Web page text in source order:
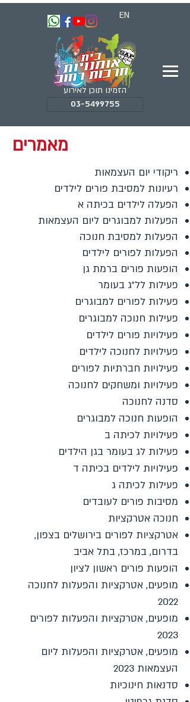
EN
הזמינו תוכן לאירוע
03-5499755
מאמרים
ריקודי יום העצמאות
רעיונות למסיבת פורים לילדים
הפעלה לילדים בכיתה א
הפעלות למבוגרים ליום העצמאות
הפעלות למסיבת חנוכה
הפעלות לפורים לילדים
הופעות פורים ברמת גן
פעילות לל"ג בעומר
פעילות לפורים למבוגרים
פעילות חנוכה למבוגרים
פעילויות פורים לילדים
פעילויות לחנוכה לילדים
פעילויות חברתיות לפורים
פעילויות ומשחקים לחנוכה
סדנה לחנוכה
הופעות חנוכה למבוגרים
פעילויות לכיתה ב
פעילות לג בעומר בגן הילדים
פעילויות לילדים בכיתה ד
פעילות לכיתה ג
מסיבות פורים לעובדים
חנוכה אטרקציות
אטרקציות לפורים בירושלים בצפון,
בדרום, במרכז, בתל אביב
הופעות פורים ראשון לציון
מופעים, אטרקציות והפעלות לחנוכה
2022
מופעים, אטרקציות והפעלות לפורים
2023
מופעים, אטרקציות והפעלות ליום
העצמאות 2023
סדנאות חינוכיות